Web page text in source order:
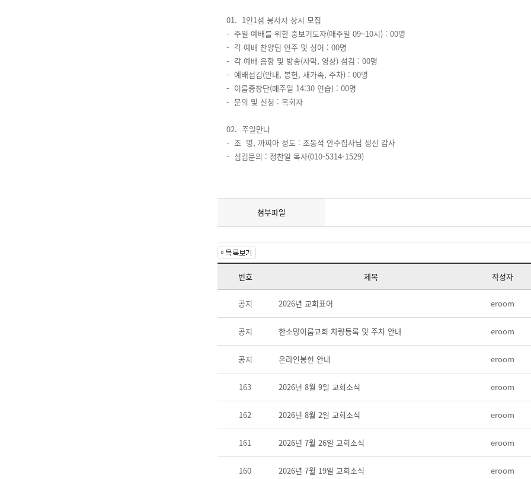
01. 1인1섬 봉사자 상시 모집
- 주일 예배를 위한 중보기도자(매주일 09~10시) : 00명
- 각 예배 찬양팀 연주 및 싱어 : 00명
- 각 예배 음향 및 방송(자막, 영상) 섬김 : 00명
- 예배섬김(안내, 봉헌, 새가족, 주차) : 00명
- 이룸중창단(매주일 14:30 연습) : 00명
- 문의 및 신청 : 목회자
02. 주일만나
- 조 명, 까찌아 성도 : 조동석 안수집사님 생신 감사
- 섬김문의 : 정찬일 목사(010-5314-1529)
첨부파일
번호 제목 작성자
공지 2026년 교회표어 eroom
공지 한소망이룸교회 차량등록 및 주차 안내 eroom
공지 온라인봉헌 안내 eroom
163 2026년 8월 9일 교회소식 eroom
162 2026년 8월 2일 교회소식 eroom
161 2026년 7월 26일 교회소식 eroom
160 2026년 7월 19일 교회소식 eroom